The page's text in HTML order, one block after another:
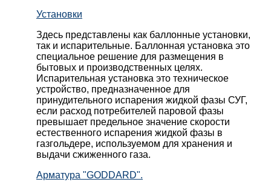
Установки
Здесь представлены как баллонные установки,
так и испарительные. Баллонная установка это
специальное решение для размещения в
бытовых и производственных целях.
Испарительная установка это техническое
устройство, предназначенное для
принудительного испарения жидкой фазы СУГ,
если расход потребителей паровой фазы
превышает предельное значение скорости
естественного испарения жидкой фазы в
газгольдере, используемом для хранения и
выдачи сжиженного газа.
Арматура "GODDARD".